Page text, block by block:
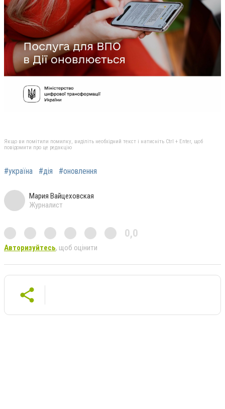
Якщо ви помітили помилку, виділіть необхідний текст і натисніть Ctrl + Enter, щоб
повідомити про це редакцію
#україна #дія #оновлення
Мария Вайцеховская
Журналист
0,0
Авторизуйтесь, щоб оцінити